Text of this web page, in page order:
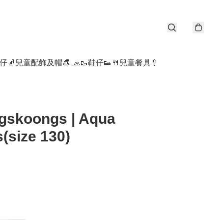
🧦 兒童配飾及帽👒 🧢🥾鞋仔👟 🍴兒童餐具🥄
| Aqua
130)